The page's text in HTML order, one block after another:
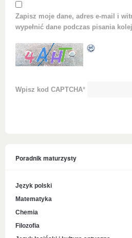
Zapisz moje dane, adres e-mail i
wypełnić dane podczas pisania
Wpisz kod CAPTCHA*
Poradnik maturzysty
Język polski
Matematyka
Chemia
Filozofia